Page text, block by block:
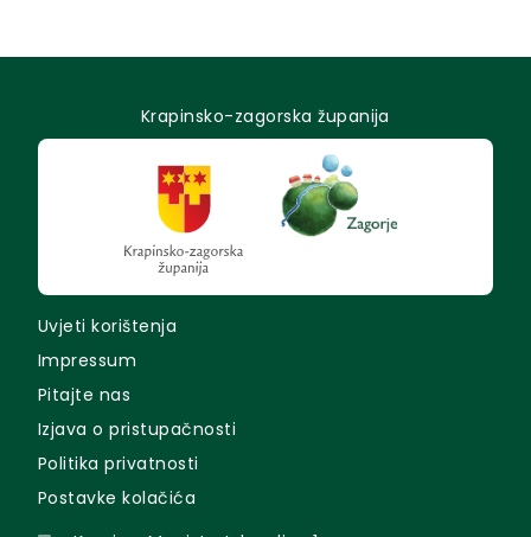
Krapinsko-zagorska županija
Uvjeti korištenja
Impressum
Pitajte nas
Izjava o pristupačnosti
Politika privatnosti
Postavke kolačića